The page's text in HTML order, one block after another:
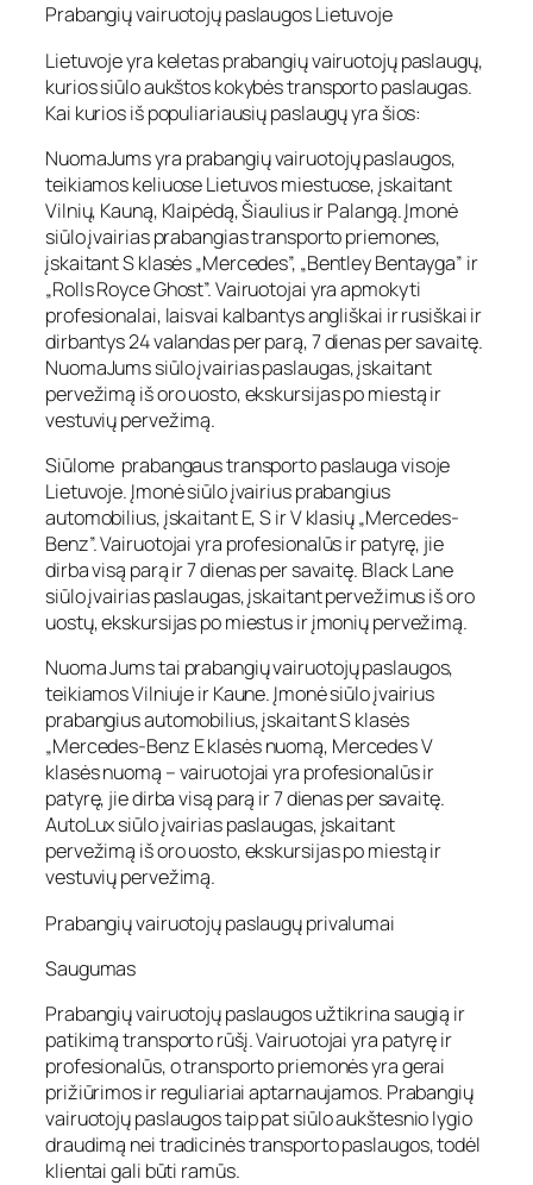
Prabangių vairuotojų paslaugos Lietuvoje
Lietuvoje yra keletas prabangių vairuotojų paslaugų,
kurios siūlo aukštos kokybės transporto paslaugas.
Kai kurios iš populiariausių paslaugų yra šios:
NuomaJums yra prabangių vairuotojų paslaugos,
teikiamos keliuose Lietuvos miestuose, įskaitant
Vilnių, Kauną, Klaipėdą, Šiaulius ir Palangą. Įmonė
siūlo įvairias prabangias transporto priemones,
įskaitant S klasės „Mercedes”, „Bentley Bentayga” ir
„Rolls Royce Ghost”. Vairuotojai yra apmokyti
profesionalai, laisvai kalbantys angliškai ir rusiškai ir
dirbantys 24 valandas per parą, 7 dienas per savaitę.
NuomaJums siūlo įvairias paslaugas, įskaitant
pervežimą iš oro uosto, ekskursijas po miestą ir
vestuvių pervežimą.
Siūlome prabangaus transporto paslauga visoje
Lietuvoje. Įmonė siūlo įvairius prabangius
automobilius, įskaitant E, S ir V klasių „Mercedes-
Benz”. Vairuotojai yra profesionalūs ir patyrę, jie
dirba visą parą ir 7 dienas per savaitę. Black Lane
siūlo įvairias paslaugas, įskaitant pervežimus iš oro
uostų, ekskursijas po miestus ir įmonių pervežimą.
Nuoma Jums tai prabangių vairuotojų paslaugos,
teikiamos Vilniuje ir Kaune. Įmonė siūlo įvairius
prabangius automobilius, įskaitant S klasės
„Mercedes-Benz E klasės nuomą, Mercedes V
klasės nuomą – vairuotojai yra profesionalūs ir
patyrę, jie dirba visą parą ir 7 dienas per savaitę.
AutoLux siūlo įvairias paslaugas, įskaitant
pervežimą iš oro uosto, ekskursijas po miestą ir
vestuvių pervežimą.
Prabangių vairuotojų paslaugų privalumai
Saugumas
Prabangių vairuotojų paslaugos užtikrina saugią ir
patikimą transporto rūšį. Vairuotojai yra patyrę ir
profesionalūs, o transporto priemonės yra gerai
prižiūrimos ir reguliariai aptarnaujamos. Prabangių
vairuotojų paslaugos taip pat siūlo aukštesnio lygio
draudimą nei tradicinės transporto paslaugos, todėl
klientai gali būti ramūs.